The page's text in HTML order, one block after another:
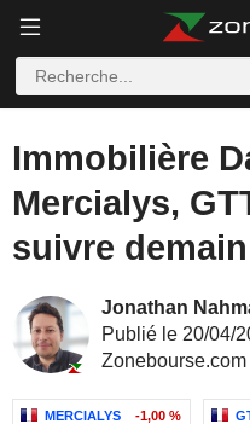
Immobilière
Mercialys,
suivre
Jonathan
Publié le 20/04/
Zonebourse.com
MERCIALYS -1,00 %